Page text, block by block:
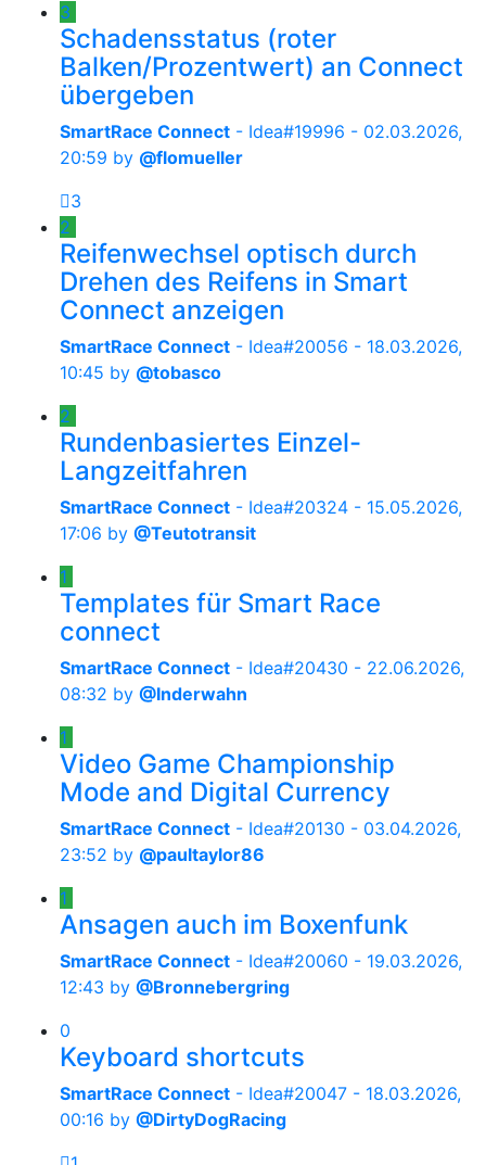
3
Schadensstatus (roter
Balken/Prozentwert) an Connect
übergeben
SmartRace Connect - Idea#19996 - 02.03.2026,
20:59 by @flomueller
3
2
Reifenwechsel optisch durch
Drehen des Reifens in Smart
Connect anzeigen
SmartRace Connect - Idea#20056 - 18.03.2026,
10:45 by @tobasco
2
Rundenbasiertes Einzel-
Langzeitfahren
SmartRace Connect - Idea#20324 - 15.05.2026,
17:06 by @Teutotransit
1
Templates für Smart Race
connect
SmartRace Connect - Idea#20430 - 22.06.2026,
08:32 by @Inderwahn
1
Video Game Championship
Mode and Digital Currency
SmartRace Connect - Idea#20130 - 03.04.2026,
23:52 by @paultaylor86
1
Ansagen auch im Boxenfunk
SmartRace Connect - Idea#20060 - 19.03.2026,
12:43 by @Bronnebergring
0
Keyboard shortcuts
SmartRace Connect - Idea#20047 - 18.03.2026,
00:16 by @DirtyDogRacing